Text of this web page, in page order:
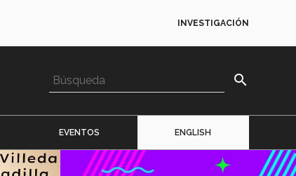
INVESTIGACIÓN
search
EVENTOS ENGLISH
Imagen